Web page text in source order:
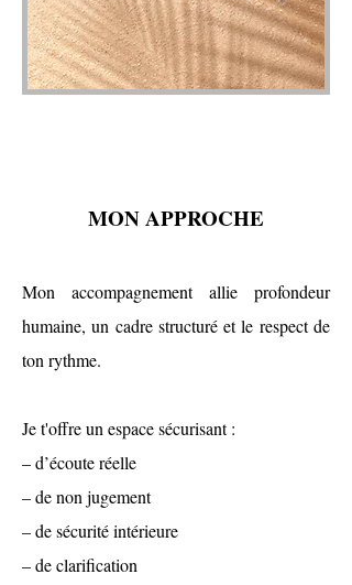
MON APPROCHE
Mon accompagnement allie profondeur
humaine, un cadre structuré et le respect de
ton rythme.
Je t'offre un espace sécurisant :
– d’écoute réelle
– de non jugement
– de sécurité intérieure
– de clarification